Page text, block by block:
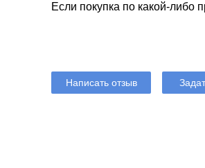
Если покупка по какой-либо
Написать отзыв